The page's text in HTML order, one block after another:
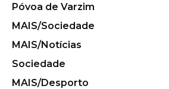
Póvoa de Varzim
MAIS/Sociedade
MAIS/Notícias
Sociedade
MAIS/Desporto